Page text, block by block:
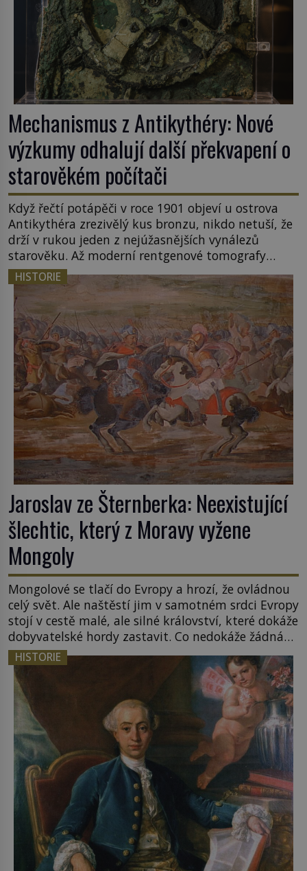
Mechanismus z Antikythéry: Nové
výzkumy odhalují další překvapení o
starověkém počítači
Když řečtí potápěči v roce 1901 objeví u ostrova
Antikythéra zrezivělý kus bronzu, nikdo netuší, že
drží v rukou jeden z nejúžasnějších vynálezů
starověku. Až moderní rentgenové tomografy
odhalí desítky ozubených kol ukrytých uvnitř.
Mechanismus z Antikythéry je dnes považován za
nejstarší známý analogový počítač na světě. Přesto
ani po více než sto letech výzkumu […]
HISTORIE
Jaroslav ze Šternberka: Neexistující
šlechtic, který z Moravy vyžene
Mongoly
Mongolové se tlačí do Evropy a hrozí, že ovládnou
celý svět. Ale naštěstí jim v samotném srdci Evropy
stojí v cestě malé, ale silné království, které dokáže
dobyvatelské hordy zastavit. Co nedokáže žádná
z asijských říší, co nedokážou Němci – to dokáže
český král. Nebo že by ne? Mongolové od roku 1223
postupují podél Kaspického a Azovského moře, […]
HISTORIE